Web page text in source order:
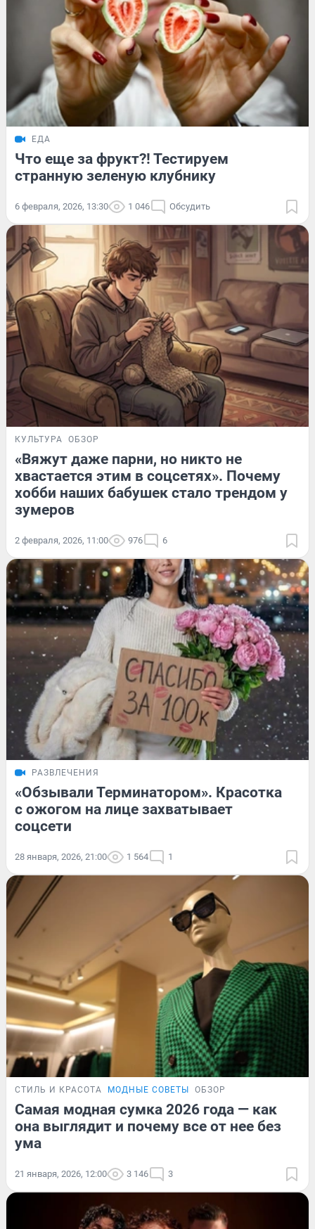
ЕДА
Что еще за фрукт?! Тестируем
странную зеленую клубнику
6 февраля, 2026, 13:30 1 046 Обсудить
КУЛЬТУРА ОБЗОР
«Вяжут даже парни, но никто не
хвастается этим в соцсетях». Почему
хобби наших бабушек стало трендом у
зумеров
2 февраля, 2026, 11:00 976 6
РАЗВЛЕЧЕНИЯ
«Обзывали Терминатором». Красотка
с ожогом на лице захватывает
соцсети
28 января, 2026, 21:00 1 564 1
СТИЛЬ И КРАСОТА МОДНЫЕ СОВЕТЫ ОБЗОР
Самая модная сумка 2026 года — как
она выглядит и почему все от нее без
ума
21 января, 2026, 12:00 3 146 3